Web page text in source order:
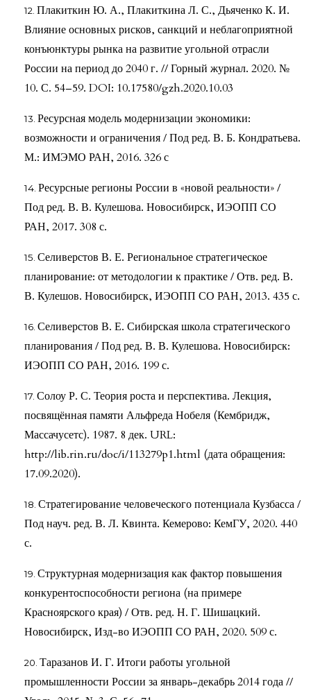
Плакиткин Ю. А., Плакиткина Л. С., Дьяченко К. И.
Влияние основных рисков, санкций и неблагоприятной
конъюнктуры рынка на развитие угольной отрасли
России на период до 2040 г. // Горный журнал. 2020. №
10. С. 54–59. DOI: 10.17580/gzh.2020.10.03
Ресурсная модель модернизации экономики:
возможности и ограничения / Под ред. В. Б. Кондратьева.
М.: ИМЭМО РАН, 2016. 326 с
Ресурсные регионы России в «новой реальности» /
Под ред. В. В. Кулешова. Новосибирск, ИЭОПП СО
РАН, 2017. 308 с.
Селиверстов В. Е. Региональное стратегическое
планирование: от методологии к практике / Отв. ред. В.
В. Кулешов. Новосибирск, ИЭОПП СО РАН, 2013. 435 с.
Селиверстов В. Е. Сибирская школа стратегического
планирования / Под ред. В. В. Кулешова. Новосибирск:
ИЭОПП СО РАН, 2016. 199 с.
Солоу Р. С. Теория роста и перспектива. Лекция,
посвящённая памяти Альфреда Нобеля (Кембридж,
Массачусетс). 1987. 8 дек. URL:
http://lib.rin.ru/doc/i/113279p1.html (дата обращения:
17.09.2020).
Стратегирование человеческого потенциала Кузбасса /
Под науч. ред. В. Л. Квинта. Кемерово: КемГУ, 2020. 440
с.
Структурная модернизация как фактор повышения
конкурентоспособности региона (на примере
Красноярского края) / Отв. ред. Н. Г. Шишацкий.
Новосибирск, Изд-во ИЭОПП СО РАН, 2020. 509 с.
Таразанов И. Г. Итоги работы угольной
промышленности России за январь-декабрь 2014 года //